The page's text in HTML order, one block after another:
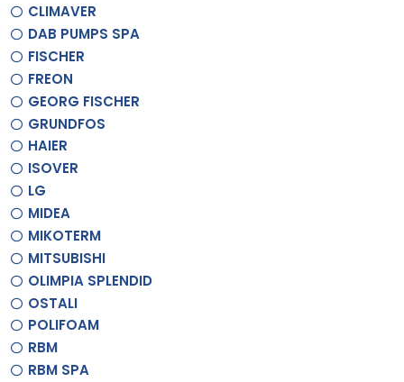
CLIMAVER
DAB PUMPS SPA
FISCHER
FREON
GEORG FISCHER
GRUNDFOS
HAIER
ISOVER
LG
MIDEA
MIKOTERM
MITSUBISHI
OLIMPIA SPLENDID
OSTALI
POLIFOAM
RBM
RBM SPA